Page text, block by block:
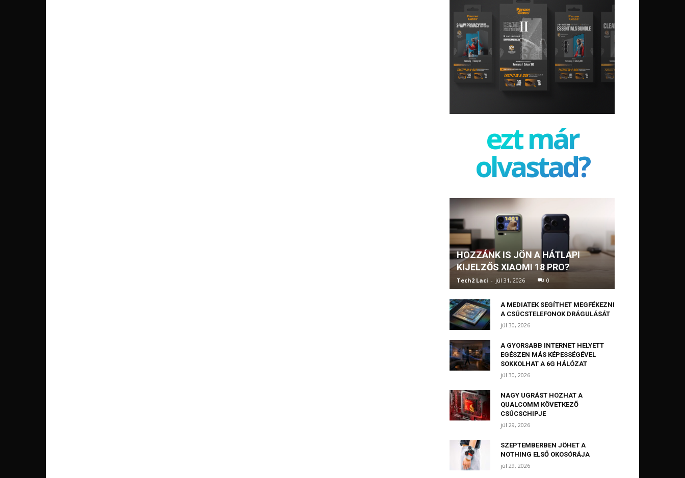
ezt már
olvastad?
HOZZÁNK IS JÖN A HÁTLAPI
KIJELZŐS XIAOMI 18 PRO?
Tech2 Laci - júl 31, 2026 0
A MEDIATEK SEGÍTHET MEGFÉKEZNI
A CSÚCSTELEFONOK DRÁGULÁSÁT
júl 30, 2026
A GYORSABB INTERNET HELYETT
EGÉSZEN MÁS KÉPESSÉGÉVEL
SOKKOLHAT A 6G HÁLÓZAT
júl 30, 2026
NAGY UGRÁST HOZHAT A
QUALCOMM KÖVETKEZŐ
CSÚCSCHIPJE
júl 29, 2026
SZEPTEMBERBEN JÖHET A
NOTHING ELSŐ OKOSÓRÁJA
júl 29, 2026